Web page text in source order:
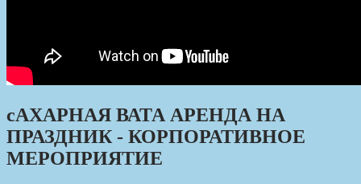
сАХАРНАЯ ВАТА АРЕНДА НА
ПРАЗДНИК - КОРПОРАТИВНОЕ
МЕРОПРИЯТИЕ